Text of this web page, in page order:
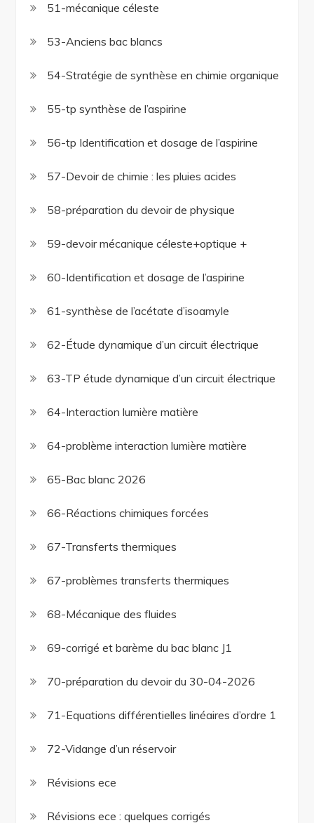
51-mécanique céleste
53-Anciens bac blancs
54-Stratégie de synthèse en chimie organique
55-tp synthèse de l’aspirine
56-tp Identification et dosage de l’aspirine
57-Devoir de chimie : les pluies acides
58-préparation du devoir de physique
59-devoir mécanique céleste+optique +
60-Identification et dosage de l’aspirine
61-synthèse de l’acétate d’isoamyle
62-Étude dynamique d’un circuit électrique
63-TP étude dynamique d’un circuit électrique
64-Interaction lumière matière
64-problème interaction lumière matière
65-Bac blanc 2026
66-Réactions chimiques forcées
67-Transferts thermiques
67-problèmes transferts thermiques
68-Mécanique des fluides
69-corrigé et barème du bac blanc J1
70-préparation du devoir du 30-04-2026
71-Equations différentielles linéaires d’ordre 1
72-Vidange d’un réservoir
Révisions ece
Révisions ece : quelques corrigés